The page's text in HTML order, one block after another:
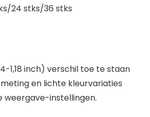
24 stks/36 stks
1,18 inch) verschil toe te staan
en lichte kleurvariaties
weergave-instellingen.